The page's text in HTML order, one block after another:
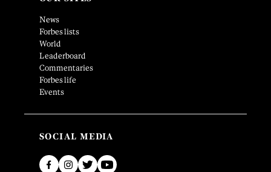
News
Forbes lists
World
Leaderboard
Commentaries
Forbes life
Events
SOCIAL MEDIA